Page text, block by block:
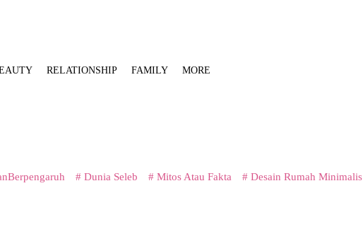
RELATIONSHIP FAMILY MORE
# Dunia Seleb # Mitos Atau Fakta # Desain Rumah Minimalis